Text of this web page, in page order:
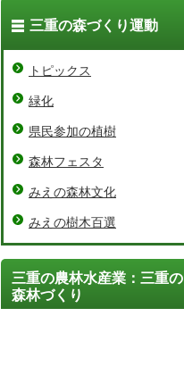
三重の森づくり運動
トピックス
緑化
県民参加の植樹
森林フェスタ
みえの森林文化
みえの樹木百選
三重の農林水産業：三重の
森林づくり